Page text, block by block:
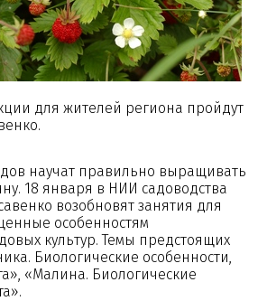
для жителей региона пройдут
научат правильно выращивать
18 января в НИИ садоводства
возобновят занятия для
особенностям
культур. Темы предстоящих
Биологические особенности,
«Малина. Биологические